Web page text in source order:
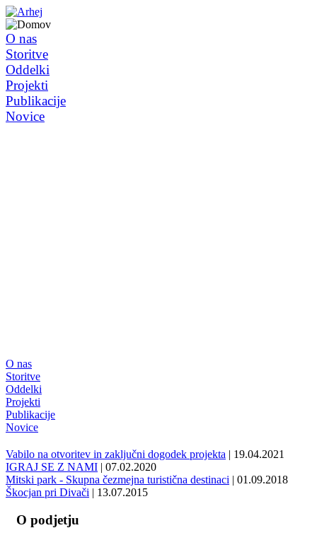
O nas
Storitve
Oddelki
Projekti
Publikacije
Novice
O nas
Storitve
Oddelki
Projekti
Publikacije
Novice
Vabilo na otvoritev in zaključni dogodek projekta | 19.04.2021
IGRAJ SE Z NAMI | 07.02.2020
Mitski park - Skupna čezmejna turistična destinaci | 01.09.2018
Škocjan pri Divači | 13.07.2015
O podjetju